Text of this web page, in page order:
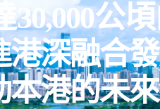
公
深融合
港的未